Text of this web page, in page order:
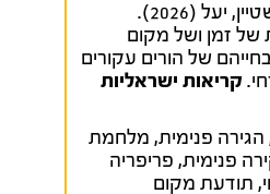
גרינשטיין, יעל (2026).
זמן ושל מקום
של הורים עקורים
קריאות ישראליות
הגירה פנימית, מלחמת
פנימית, פריפריה
, תודעת מקום